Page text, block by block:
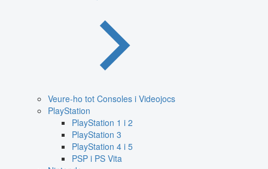
Veure-ho tot Consoles i Videojocs
PlayStation
PlayStation 1 i 2
PlayStation 3
PlayStation 4 i 5
PSP i PS Vita